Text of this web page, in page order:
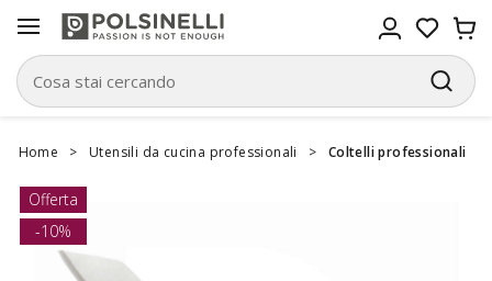
Home > Utensili da cucina professionali > Coltelli professionali
Offerta
-10%